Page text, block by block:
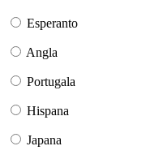
Esperanto
Angla
Portugala
Hispana
Japana